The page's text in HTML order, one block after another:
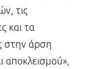
τις
και τα
στην άρση
αποκλεισμού»,